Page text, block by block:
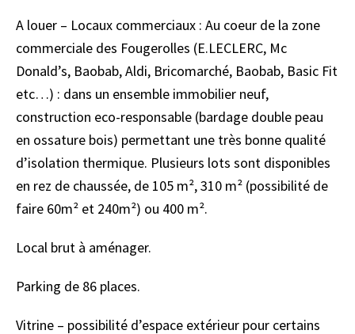
A louer – Locaux commerciaux : Au coeur de la zone
commerciale des Fougerolles (E.LECLERC, Mc
Donald’s, Baobab, Aldi, Bricomarché, Baobab, Basic Fit
etc…) : dans un ensemble immobilier neuf,
construction eco-responsable (bardage double peau
en ossature bois) permettant une très bonne qualité
d’isolation thermique. Plusieurs lots sont disponibles
en rez de chaussée, de 105 m², 310 m² (possibilité de
faire 60m² et 240m²) ou 400 m².
Local brut à aménager.
Parking de 86 places.
Vitrine – possibilité d’espace extérieur pour certains